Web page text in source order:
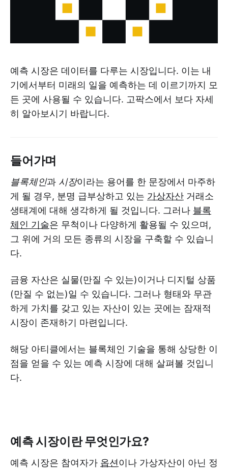
예측 시장은 데이터를 다루는 시장입니다. 이는 내
기에서부터 미래의 일을 예측하는 데 이르기까지 모
든 곳에 사용될 수 있습니다. 고팍스에서 보다 자세
히 알아보시기 바랍니다.
들어가며
블록체인과 시장이라는 용어를 한 문장에서 마주하
게 될 경우, 분명 급부상하고 있는 가상자산 거래소
생태계에 대해 생각하게 될 것입니다. 그러나 블록
체인 기술은 무척이나 다양하게 활용될 수 있으며,
그 위에 거의 모든 종류의 시장을 구축할 수 있습니
다.
금융 자산은 실물(만질 수 있는)이거나 디지털 상품
(만질 수 없는)일 수 있습니다. 그러나 형태와 무관
하게 가치를 갖고 있는 자산이 있는 곳에는 잠재적
시장이 존재하기 마련입니다.
해당 아티클에서는 블록체인 기술을 통해 상당한 이
점을 얻을 수 있는 예측 시장에 대해 살펴볼 것입니
다.
예측 시장이란 무엇인가요?
예측 시장은 참여자가 옵션이나 가상자산이 아닌 정